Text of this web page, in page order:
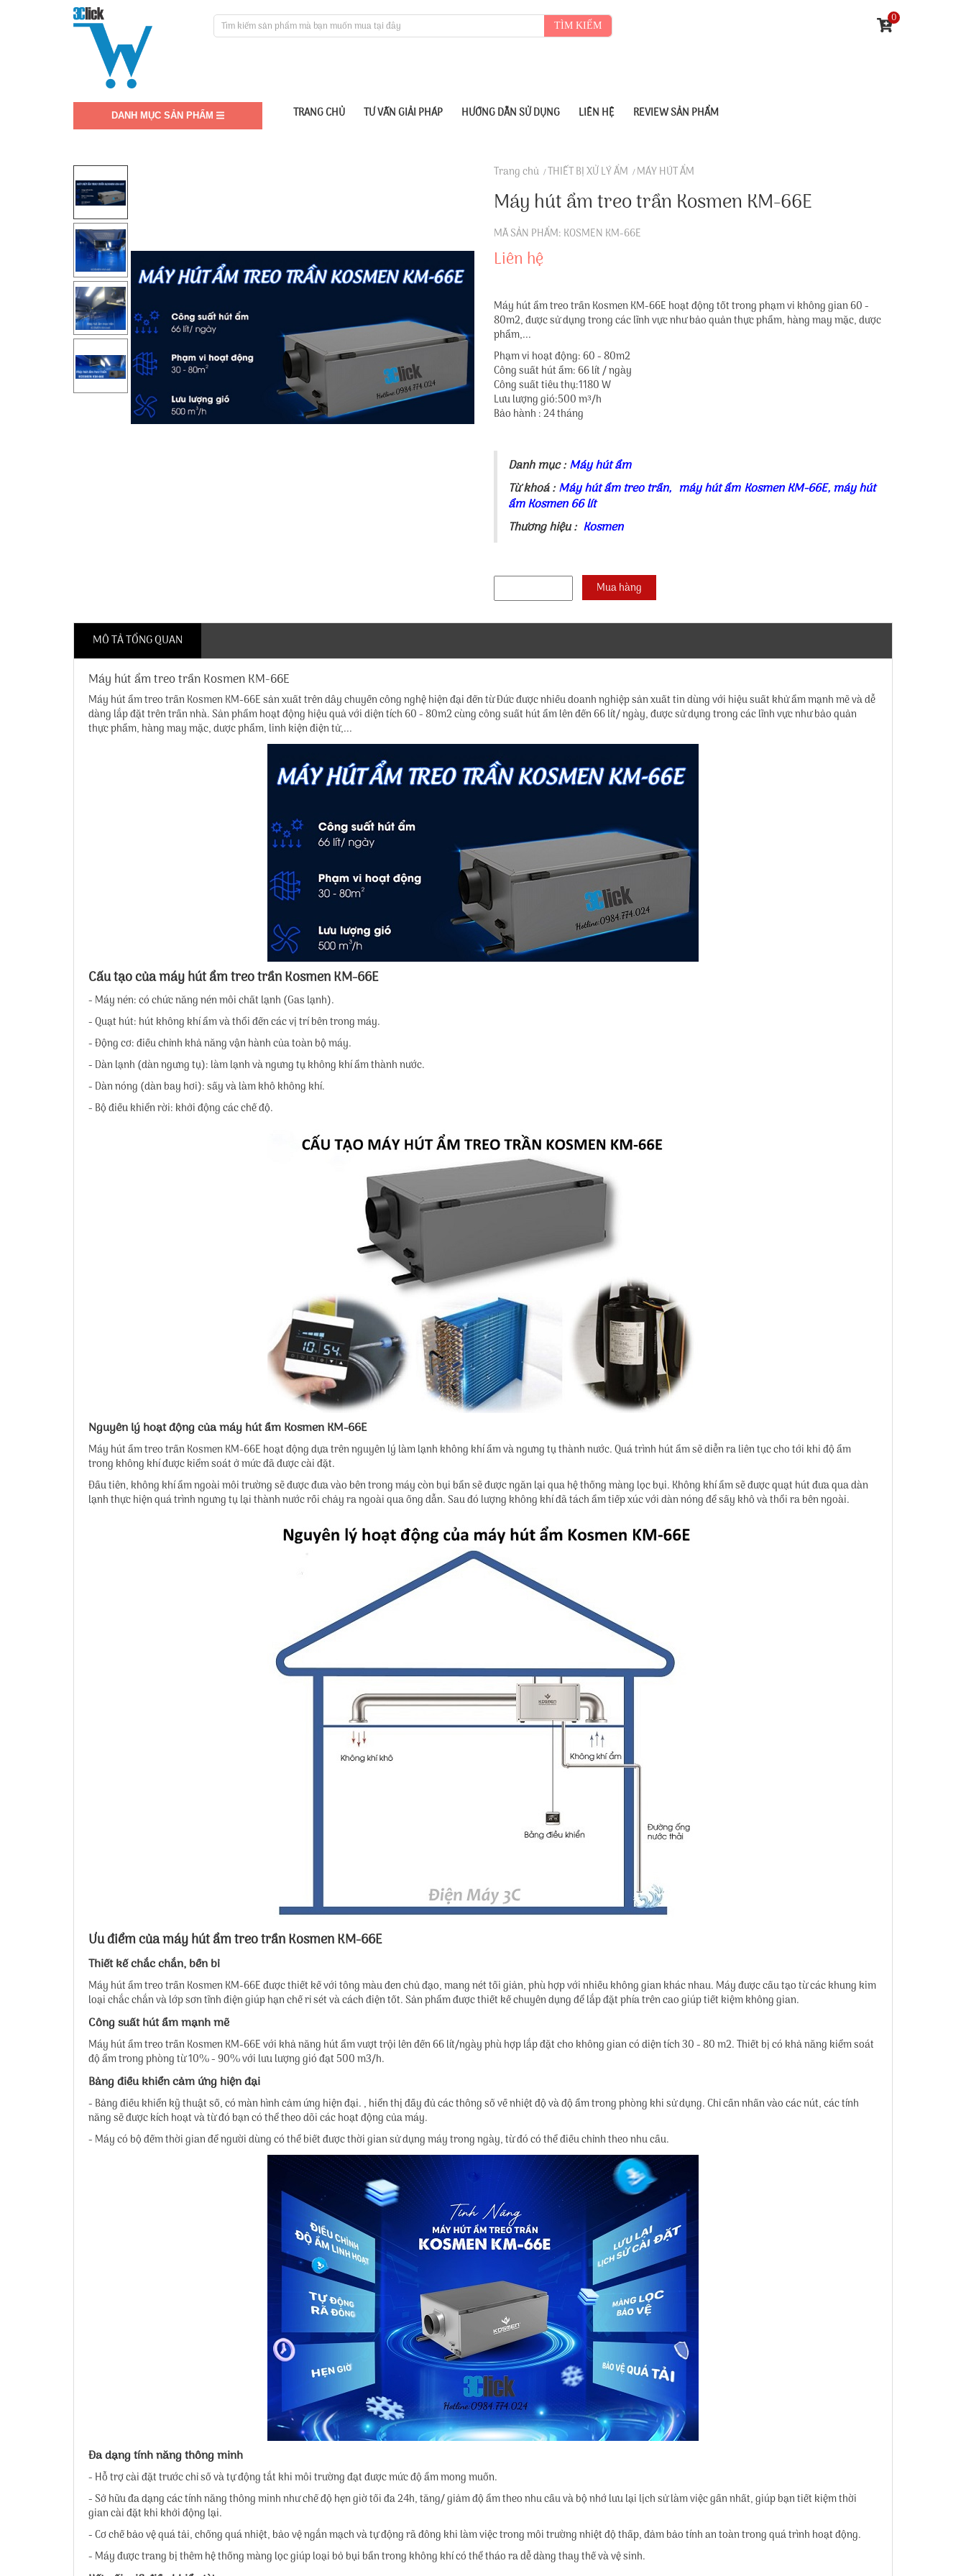
TÌM KIẾM
0
DANH MỤC SẢN PHẨM TRANG CHỦ TƯ VẤN GIẢI PHÁP HƯỚNG DẪN SỬ DỤNG LIÊN HỆ REVIEW SẢN PHẨM
Trang chủ THIẾT BỊ XỬ LÝ ẨM MÁY HÚT ẨM
Máy hút ẩm treo trần Kosmen KM-66E
MÃ SẢN PHẨM: KOSMEN KM-66E
Liên hệ
Máy hút ẩm treo trần Kosmen KM-66E hoạt động tốt trong phạm vi không gian 60 -
80m2, được sử dụng trong các lĩnh vực như bảo quản thực phẩm, hàng may mặc, dược
phẩm,...
Phạm vi hoạt động: 60 - 80m2
Công suất hút ẩm: 66 lít / ngày
Công suất tiêu thụ:1180 W
Lưu lượng gió:500 m³/h
Bảo hành : 24 tháng
Danh mục :Máy hút ẩm
Từ khoá :Máy hút ẩm treo trần, máy hút ẩm Kosmen KM-66E,máy hút
ẩm Kosmen 66 lít
Thương hiệu : Kosmen
MÔ TẢ TỔNG QUAN
Máy hút ẩm treo trần Kosmen KM-66E
Máy hút ẩm treo trần Kosmen KM-66Esản xuất trên dây chuyền công nghệ hiện đại đến từ Đức được nhiều doanh nghiệp sản xuất tin dùng với hiệu suất khử ẩm mạnh mẽ và dễ
dàng lắp đặt trên trần nhà. Sản phẩm hoạt động hiệu quả với diện tích 60 - 80m2 cùng công suất hút ẩm lên đến 66 lít/ ngày, được sử dụng trong các lĩnh vực như bảo quản
thực phẩm, hàng may mặc, dược phẩm, linh kiện điện tử,...
Cấu tạo của máy hút ẩm treo trần Kosmen KM-66E
- Máy nén: có chức năng nén môi chất lạnh (Gas lạnh).
- Quạt hút: hút không khí ẩm và thổi đến các vị trí bên trong máy.
- Động cơ: điều chỉnh khả năng vận hành của toàn bộ máy.
- Dàn lạnh (dàn ngưng tụ): làm lạnh và ngưng tụ không khí ẩm thành nước.
- Dàn nóng (dàn bay hơi): sấy và làm khô không khí.
- Bộ điều khiển rời: khởi động các chế độ.
Nguyên lý hoạt động của máy hút ẩm Kosmen KM-66E
Máy hút ẩm treo trần Kosmen KM-66E hoạt động dựa trên nguyên lý làm lạnh không khí ẩm và ngưng tụ thành nước. Quá trình hút ẩm sẽ diễn ra liên tục cho tới khi độ ẩm
trong không khí được kiểm soát ở mức đã được cài đặt.
Đầu tiên, không khí ẩm ngoài môi trường sẽ được đưa vào bên trong máy còn bụi bẩn sẽ được ngăn lại qua hệ thống màng lọc bụi. Không khí ẩm sẽ được quạt hút đưa qua dàn
lạnh thực hiện quá trình ngưng tụ lại thành nước rồi chảy ra ngoài qua ống dẫn. Sau đó lượng không khí đã tách ẩm tiếp xúc với dàn nóng để sấy khô và thổi ra bên ngoài.
Ưu điểm của máy hút ẩm treo trần Kosmen KM-66E
Thiết kế chắc chắn, bền bỉ
Máy hút ẩm treo trần Kosmen KM-66E được thiết kế với tông màu đen chủ đạo, mang nét tối giản, phù hợp với nhiều không gian khác nhau. Máy được cấu tạo từ các khung kim
loại chắc chắn và lớp sơn tĩnh điện giúp hạn chế rỉ sét và cách điện tốt. Sản phẩm được thiết kế chuyên dụng để lắp đặt phía trên cao giúp tiết kiệm không gian.
Công suất hút ẩm mạnh mẽ
Máy hút ẩm treo trần Kosmen KM-66E với khả năng hút ẩm vượt trội lên đến 66 lít/ngày phù hợp lắp đặt cho không gian có diện tích 30 - 80 m2. Thiết bị có khả năng kiểm soát
độ ẩm trong phòng từ 10% - 90% với lưu lượng gió đạt 500 m3/h.
Bảng điều khiển cảm ứng hiện đại
- Bảng điều khiển kỹ thuật số, có màn hình cảm ứng hiện đại. , hiển thị đầy đủ các thông số về nhiệt độ và độ ẩm trong phòng khi sử dụng. Chỉ cần nhấn vào các nút, các tính
năng sẽ được kích hoạt và từ đó bạn có thể theo dõi các hoạt động của máy.
- Máy có bộ đếm thời gian để người dùng có thể biết được thời gian sử dụng máy trong ngày, từ đó có thể điều chỉnh theo nhu cầu.
Đa dạng tính năng thông minh
- Hỗ trợ cài đặt trước chỉ số và tự động tắt khi môi trường đạt được mức độ ẩm mong muốn.
- Sở hữu đa dạng các tính năng thông minh như chế độ hẹn giờ tối đa 24h, tăng/ giảm độ ẩm theo nhu cầu và bộ nhớ lưu lại lịch sử làm việc gần nhất, giúp bạn tiết kiệm thời
gian cài đặt khi khởi động lại.
- Cơ chế bảo vệ quá tải, chống quá nhiệt, bảo vệ ngắn mạch và tự động rã đông khi làm việc trong môi trường nhiệt độ thấp, đảm bảo tính an toàn trong quá trình hoạt động.
- Máy được trang bị thêm hệ thống màng lọc giúp loại bỏ bụi bẩn trong không khí có thể tháo ra dễ dàng thay thế và vệ sinh.